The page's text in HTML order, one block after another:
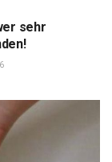
sehr